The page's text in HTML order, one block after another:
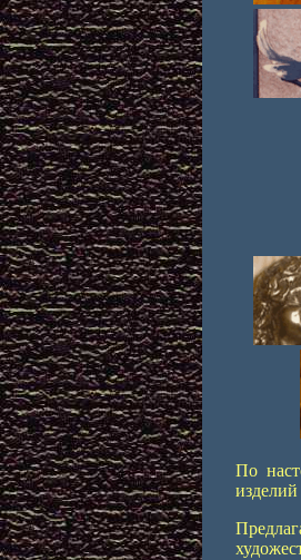
По
изделий